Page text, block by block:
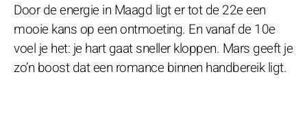
Door de energie in Maagd ligt er tot de 22e een
mooie kans op een ontmoeting. En vanaf de 10e
voel je het: je hart gaat sneller kloppen. Mars geeft je
zo’n boost dat een romance binnen handbereik ligt.